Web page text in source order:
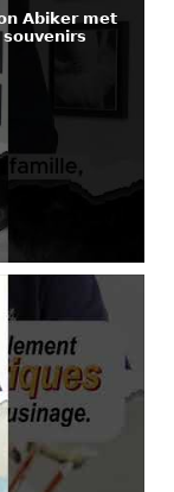
𝗔𝗯𝗶𝗸𝗲𝗿 𝗺𝗲𝘁